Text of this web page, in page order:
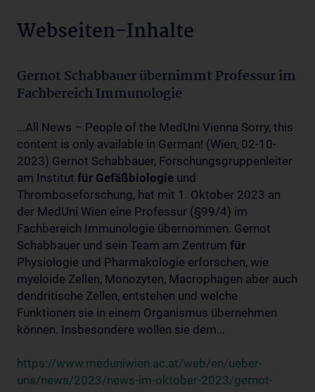
Webseiten-Inhalte
Gernot Schabbauer übernimmt Professur im
Fachbereich Immunologie
...All News – People of the MedUni Vienna Sorry, this
content is only available in German! (Wien, 02-10-
2023) Gernot Schabbauer, Forschungsgruppenleiter
am Institut für Gefäßbiologie und
Thromboseforschung, hat mit 1. Oktober 2023 an
der MedUni Wien eine Professur (§99/4) im
Fachbereich Immunologie übernommen. Gernot
Schabbauer und sein Team am Zentrum für
Physiologie und Pharmakologie erforschen, wie
myeloide Zellen, Monozyten, Macrophagen aber auch
dendritische Zellen, entstehen und welche
Funktionen sie in einem Organismus übernehmen
können. Insbesondere wollen sie dem...
https://www.meduniwien.ac.at/web/en/ueber-
uns/news/2023/news-im-oktober-2023/gernot-